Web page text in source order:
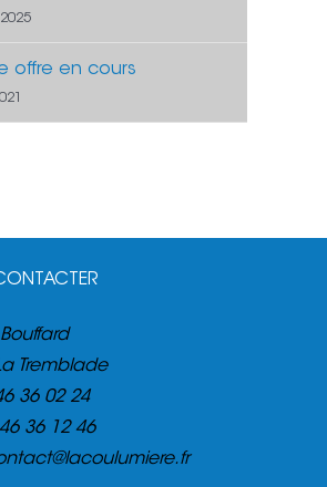
offre en cours
Tremblade
36 02 24
36 12 46